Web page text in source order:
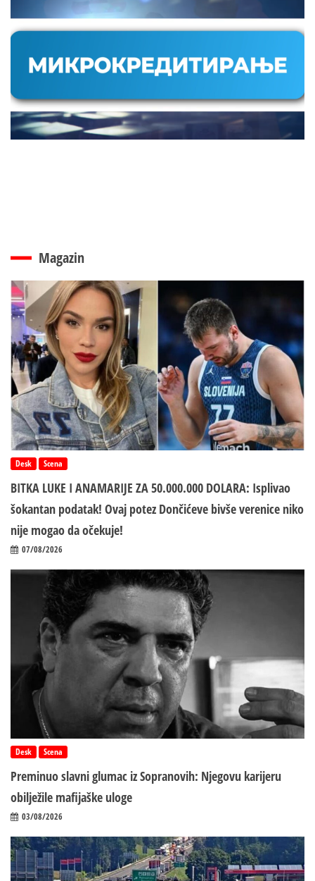
Magazin
Desk Scena
BITKA LUKE I ANAMARIJE ZA 50.000.000 DOLARA: Isplivao
šokantan podatak! Ovaj potez Dončićeve bivše verenice niko
nije mogao da očekuje!
07/08/2026
Desk Scena
Preminuo slavni glumac iz Sopranovih: Njegovu karijeru
obilježile mafijaške uloge
03/08/2026